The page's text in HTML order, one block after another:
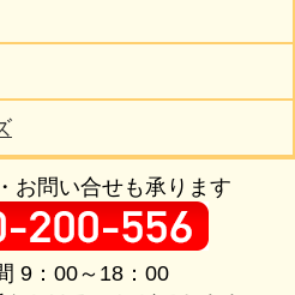
お問い合せも承ります
9：00～18：00